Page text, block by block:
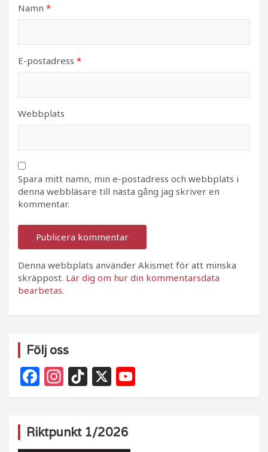
Namn *
E-postadress *
Webbplats
Spara mitt namn, min e-postadress och webbplats i
denna webbläsare till nästa gång jag skriver en
kommentar.
Denna webbplats använder Akismet för att minska
skräppost. Lär dig om hur din kommentarsdata
bearbetas.
Följ oss
F
a
e
In
st
g
Ti
k
o
X
o
Riktpunkt 1/2026